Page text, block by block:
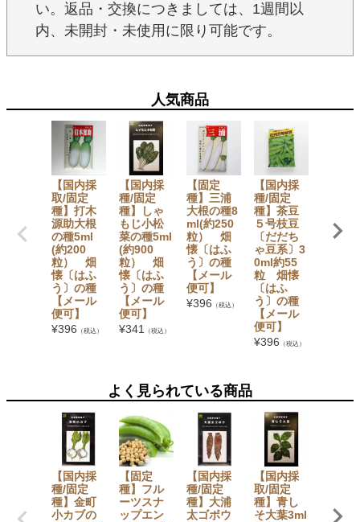
い。返品・交換につきましては、1週間以
内、未開封・未使用に限り可能です。
人気商品
【国内採
取/固定
種】打木
源助大根
の種5ml
(約200
粒） 畑
懐〔はふ
う〕の種
【メール
便可】
¥396 （税込）
【国内採
種/固定
種】しゃ
もじ小松
菜の種5ml
(約900
粒） 畑
懐〔はふ
う〕の種
【メール
便可】
¥341 （税込）
【固定
種】三浦
大根の種8
ml(約250
粒） 畑
懐〔はふ
う〕の種
【メール
便可】
¥396 （税込）
【国内採
種/固定
種】茶豆
５号枝豆
〔だだち
ゃ豆系〕3
0ml約55
粒 畑懐
〔はふ
う〕の種
【メール
便可】
¥396 （税込）
洗たく
洗剤
よく見られている商品
【国内採
種/固定
種】金町
小カブの
【固定
種】フル
ーツスナ
ップエン
【国内採
種/固定
種】大浦
太ゴボウ
【国内採
取/固定
種】青し
そ大葉3ml
ディッ